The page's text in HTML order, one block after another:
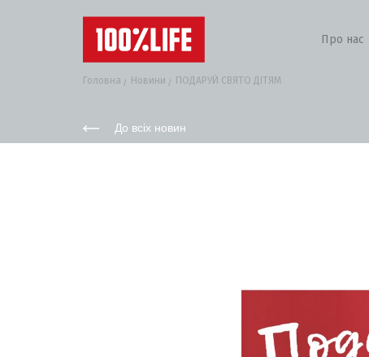
Про нас
Головна Новини ПОДАРУЙ СВЯТО ДІТЯМ
До всіх новин